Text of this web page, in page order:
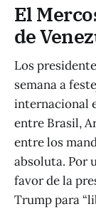
El
de
Los
semana a
internacional
entre Brasil,
entre los
absoluta. Por
favor de la
Trump para